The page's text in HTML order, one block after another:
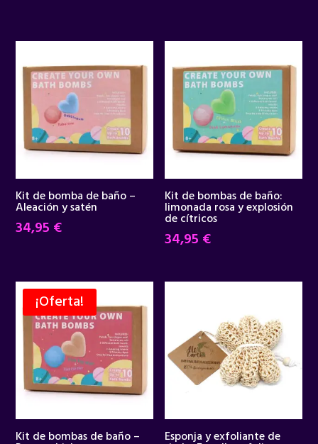
Kit de bomba de baño –
Aleación y satén
34,95 €
Kit de bombas de baño:
limonada rosa y explosión
de cítricos
34,95 €
¡Oferta!
Kit de bombas de baño – Esponja y exfoliante de